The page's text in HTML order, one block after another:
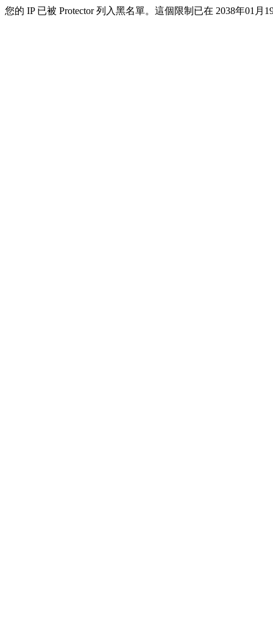
您的 IP 已被 Protector 列入黑名單。這個限制已在 2038年01月